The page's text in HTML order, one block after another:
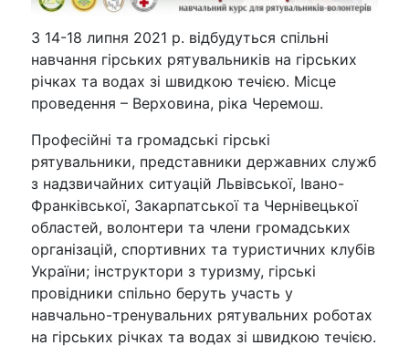
З 14-18 липня 2021 р. відбудуться спільні
навчання гірських рятувальників на гірських
річках та водах зі швидкою течією. Місце
проведення – Верховина, ріка Черемош.
Професійні та громадські гірські
рятувальники, представники державних служб
з надзвичайних ситуацій Львівської, Івано-
Франківської, Закарпатської та Чернівецької
областей, волонтери та члени громадських
організацій, спортивних та туристичних клубів
України; інструктори з туризму, гірські
провідники спільно беруть участь у
навчально-тренувальних рятувальних роботах
на гірських річках та водах зі швидкою течією.